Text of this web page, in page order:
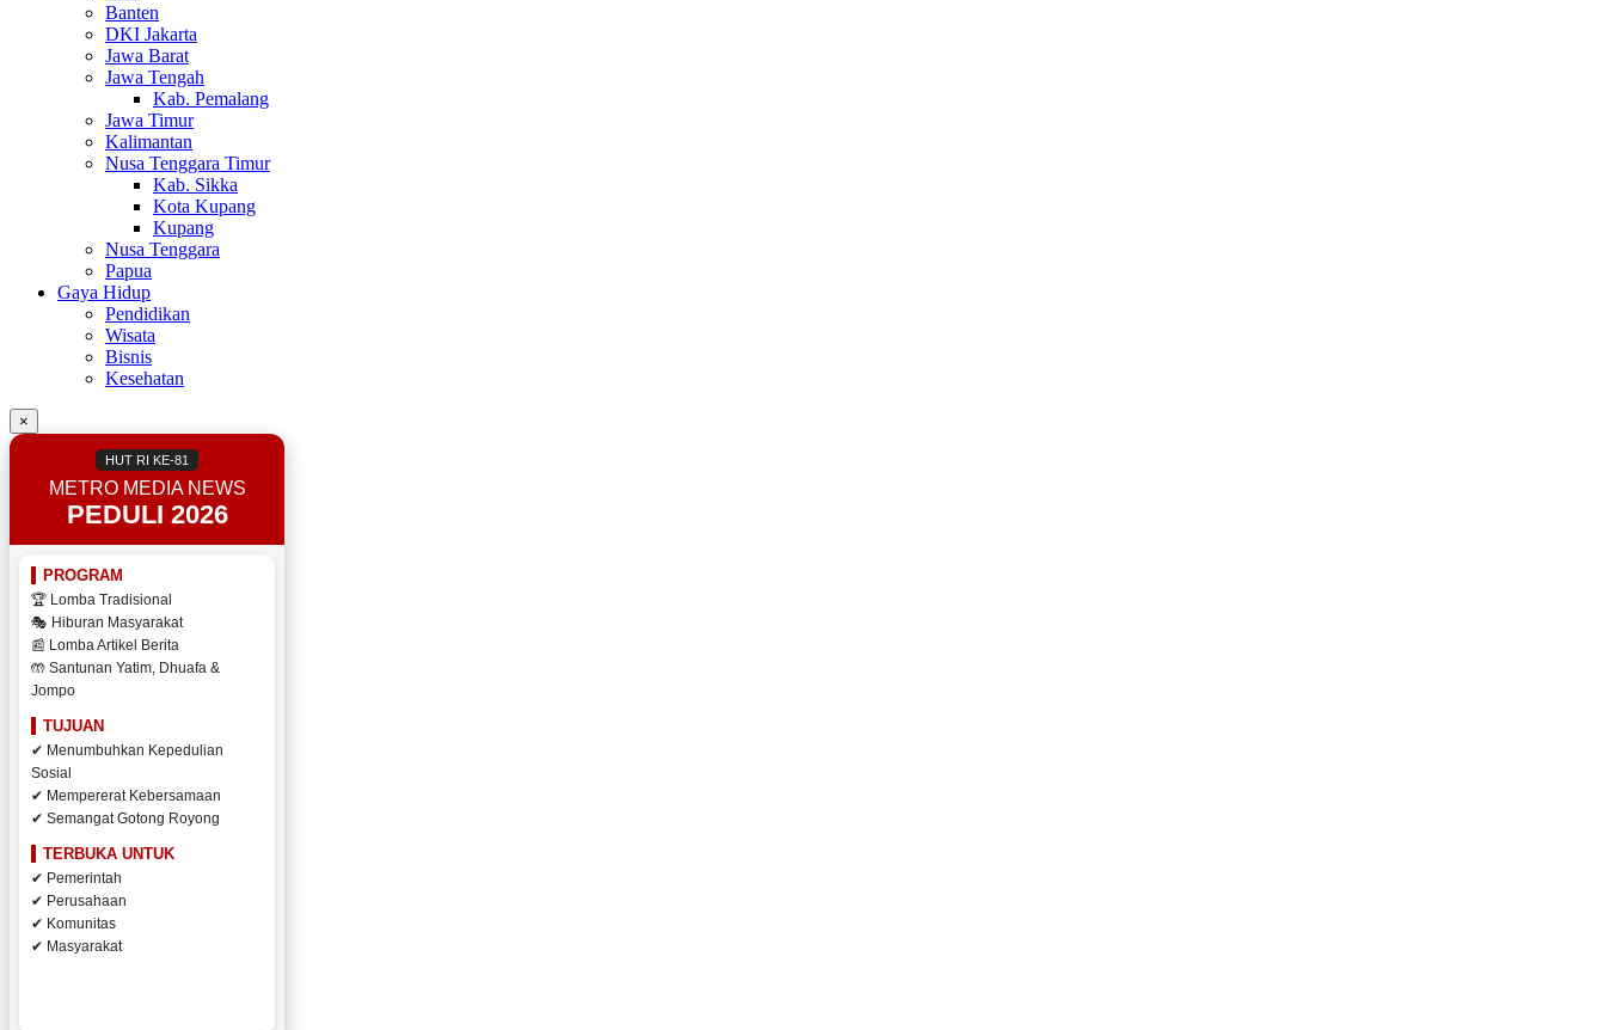
Banten
DKI Jakarta
Jawa Barat
Jawa Tengah
Kab. Pemalang
Jawa Timur
Kalimantan
Nusa Tenggara Timur
Kab. Sikka
Kota Kupang
Kupang
Nusa Tenggara
Papua
Gaya Hidup
Pendidikan
Wisata
Bisnis
Kesehatan
×
HUT RI KE-81
METRO MEDIA NEWS
PEDULI 2026
PROGRAM
🏆 Lomba Tradisional
🎭 Hiburan Masyarakat
📰 Lomba Artikel Berita
🤲 Santunan Yatim, Dhuafa &
Jompo
TUJUAN
✔ Menumbuhkan Kepedulian
Sosial
✔ Mempererat Kebersamaan
✔ Semangat Gotong Royong
TERBUKA UNTUK
✔ Pemerintah
✔ Perusahaan
✔ Komunitas
✔ Masyarakat